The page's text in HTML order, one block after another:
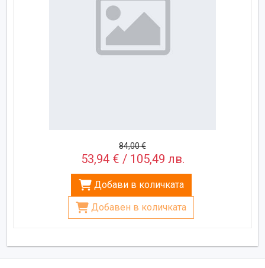
84,00 €
53,94 € / 105,49 лв.
Добави в количката
Добавен в количката